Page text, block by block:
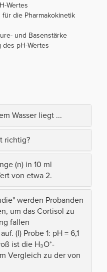
Wertes
die Pharmakokinetik
und Basenstärke
pH-Wertes
Wasser liegt ...
richtig?
(n) in 10 ml
von etwa 2.
werden Probanden
um das Cortisol zu
fallen
(I) Probe 1: pH = 6,1
ist die H₃O⁺-
Vergleich zu der von